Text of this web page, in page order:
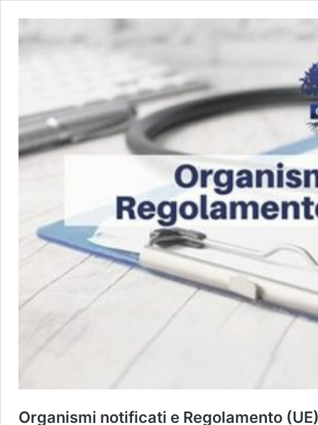
Organismi notificati e Regolamento